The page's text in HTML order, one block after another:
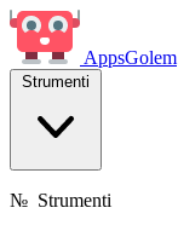
AppsGolem
Strumenti
№ Strumenti